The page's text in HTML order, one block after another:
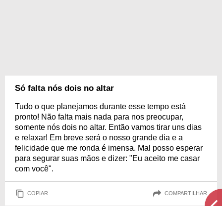
Só falta nós dois no altar
Tudo o que planejamos durante esse tempo está
pronto! Não falta mais nada para nos preocupar,
somente nós dois no altar. Então vamos tirar uns dias
e relaxar! Em breve será o nosso grande dia e a
felicidade que me ronda é imensa. Mal posso esperar
para segurar suas mãos e dizer: "Eu aceito me casar
com você".
COPIAR COMPARTILHAR